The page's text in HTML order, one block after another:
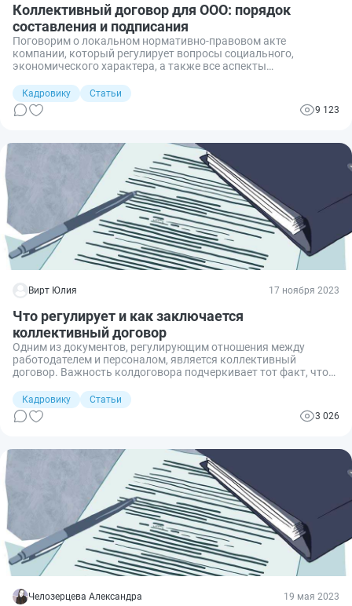
Коллективный договор для ООО: порядок
составления и подписания
Поговорим о локальном нормативно-правовом акте
компании, который регулирует вопросы социального,
экономического характера, а также все аспекты
заключении коллективного договора. Это сложный,
многоэтапный процесс, поэтому расскажем, как соблюсти все
формальности и правильно его составить, а также предложим
предприятии.
Кадровику
Статьи
9 123
Вирт Юлия 17 ноября 2023
Что регулирует и как заключается
коллективный договор
Одним из документов, регулирующим отношения между
работодателем и персоналом, является коллективный
договор. Важность колдоговора подчеркивает тот факт, что
Кадровику
Статьи
3 026
Челозерцева Александра 19 мая 2023